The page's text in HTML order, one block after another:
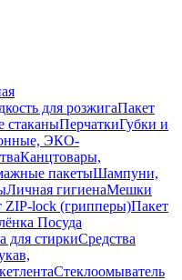
для розжигаПакет
стаканыПерчаткиГубки и
ЭКО-
Канцтовары,
пакетыШампуни,
Личная гигиенаМешки
ZIP-lock (грипперы)Пакет
Посуда
для стиркиСредства
Стеклоомыватель